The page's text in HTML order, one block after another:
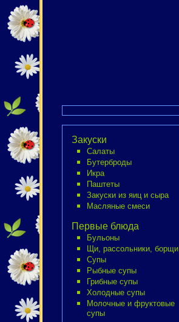
Закуски
Салаты
Бутерброды
Икра
Паштеты
Закуски из яиц и сыра
Масляные смеси
Первые блюда
Бульоны
Щи, рассольники, борщи
Супы
Рыбные супы
Грибные супы
Холодные супы
Молочные и фруктовые
супы